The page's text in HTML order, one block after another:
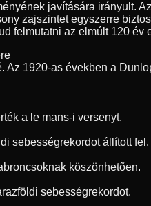
javítására irányult.
zajszintet egyszerre
felmutatni az elmúlt 120 év
1920-as években a
a le mans-i versenyt.
sebességrekordot állított fel.
köszönhetõen.
sebességrekordot.